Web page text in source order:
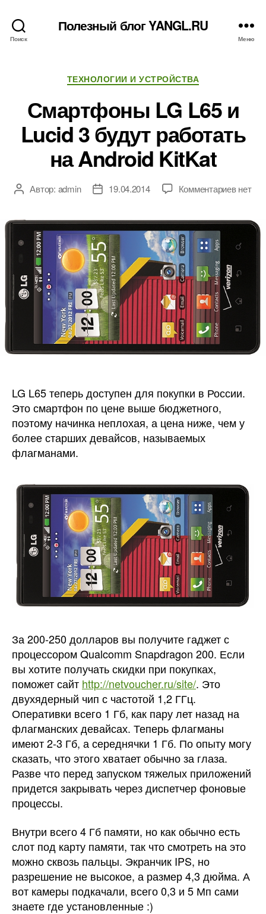
Поиск
Полезный блог YANGL.RU
Меню
Рубрики
ТЕХНОЛОГИИ И УСТРОЙСТВА
Смартфоны LG L65 и
Lucid 3 будут работать
на Android KitKat
АвторАвтор: admin
Дата19.04.2014 Комментариевк
LG
L65
и
3
Android
KitKat
нет
LG L65 теперь доступен для покупки в России.
Это смартфон по цене выше бюджетного,
поэтому начинка неплохая, а цена ниже, чем у
более старших девайсов, называемых
флагманами.
За 200-250 долларов вы получите гаджет с
процессором Qualcomm Snapdragon 200. Если
вы хотите получать скидки при покупках,
поможет сайт http://netvoucher.ru/site/. Это
двухядерный чип с частотой 1,2 ГГц.
Оперативки всего 1 Гб, как пару лет назад на
флагманских девайсах. Теперь флагманы
имеют 2-3 Гб, а середнячки 1 Гб. По опыту могу
сказать, что этого хватает обычно за глаза.
Разве что перед запуском тяжелых приложений
придется закрывать через диспетчер фоновые
процессы.
Внутри всего 4 Гб памяти, но как обычно есть
слот под карту памяти, так что смотреть на это
можно сквозь пальцы. Экранчик IPS, но
разрешение не высокое, а размер 4,3 дюйма. А
вот камеры подкачали, всего 0,3 и 5 Мп сами
знаете где установленные :)